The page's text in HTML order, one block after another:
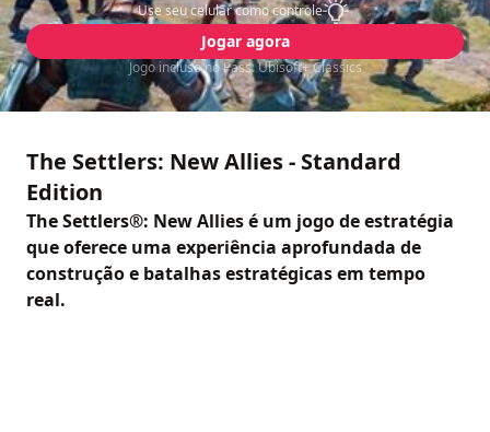
Use seu celular como controle
Jogar agora
Jogo incluso no Pass: Ubisoft+ Classics
The Settlers: New Allies - Standard
Edition
The Settlers®: New Allies é um jogo de estratégia
que oferece uma experiência aprofundada de
construção e batalhas estratégicas em tempo
real.